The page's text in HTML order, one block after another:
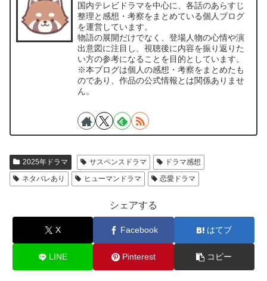
国内テレビドラマを中心に、各話のあらすじ
整理と感想・考察をまとめている個人ブログ
を運営しています。
物語の展開だけでなく、登場人物の心情や演
出意図に注目し、視聴後に内容を振り返りた
い方の参考になることを目的としています。
※本ブログは個人の感想・考察をまとめたも
のであり、作品の公式情報とは関係ありませ
ん。
2025年ドラマ サスペンスドラマ
ドラマ感想
ネタバレあり
ヒューマンドラマ 恋愛ドラマ
シェアする
X Facebook はてブ
LINE Pinterest コピー